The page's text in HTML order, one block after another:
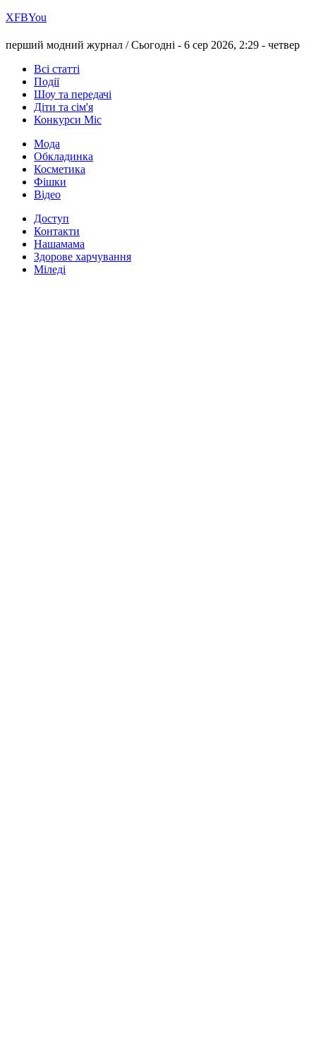
ХFBYou
перший модний журнал /Сьогодні - 6 сер 2026, 2:29 - четвер
Всі статті
Події
Шоу та передачі
Діти та сім'я
Конкурси Міс
Мода
Обкладинка
Косметика
Фішки
Відео
Доступ
Контакти
Нашамама
Здорове харчування
Міледі